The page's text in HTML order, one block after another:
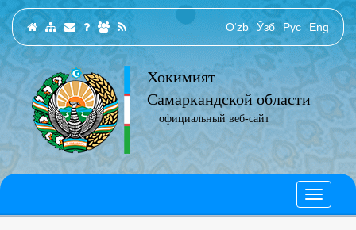
O‘zb Ўзб Рус Eng
Хокимият
Самаркандской области
официальный веб-сайт